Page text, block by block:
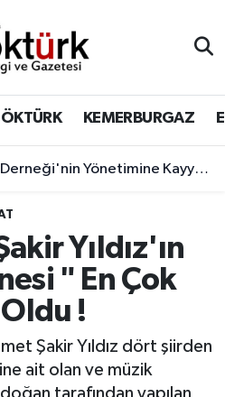
KEMERBURGAZ
Yönetimine Kayyum Atandı
Yıldız'ın
" En Çok
!
Şakir Yıldız dört şiirden
ait olan ve müzik
Haritası
ve Fikstür